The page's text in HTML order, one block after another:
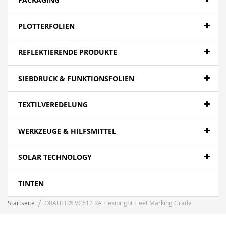
PLOTTERFOLIEN
REFLEKTIERENDE PRODUKTE
SIEBDRUCK & FUNKTIONSFOLIEN
TEXTILVEREDELUNG
WERKZEUGE & HILFSMITTEL
SOLAR TECHNOLOGY
TINTEN
Startseite ORALITE® VC612 RA Flexibright Fleet Marking Grade